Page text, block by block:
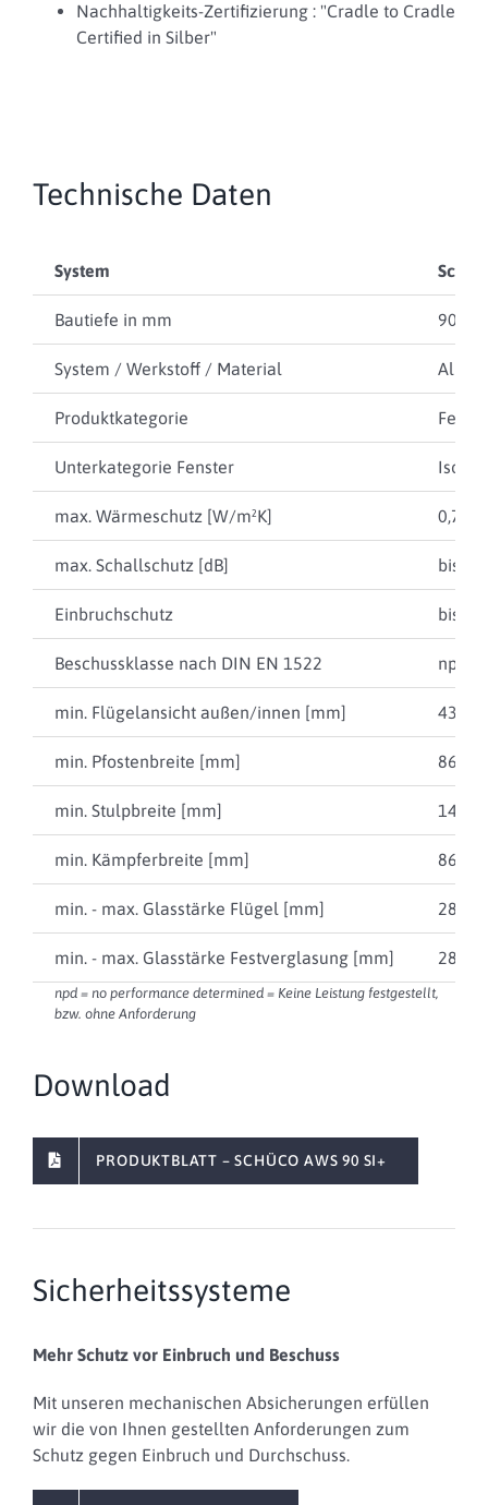
Nachhaltigkeits-Zertifizierung : "Cradle to Cradle
Certified in Silber"
Technische Daten
System
Bautiefe in mm 90
System / Werkstoff / Material
Produktkategorie
Unterkategorie Fenster
max. Wärmeschutz [W/m²K] 0,75
max. Schallschutz [dB] bis 47
Einbruchschutz bis
Beschussklasse nach DIN EN 1522 npd
min. Flügelansicht außen/innen [mm] 43 /
min. Pfostenbreite [mm] 86
min. Stulpbreite [mm] 148
min. Kämpferbreite [mm] 86
min. - max. Glasstärke Flügel [mm] 28 …
min. - max. Glasstärke Festverglasung [mm] 28 …
npd = no performance determined = Keine Leistung festgestellt,
bzw. ohne Anforderung
Download
PRODUKTBLATT – SCHÜCO AWS 90 SI+
Sicherheitssysteme
Mehr Schutz vor Einbruch und Beschuss
Mit unseren mechanischen Absicherungen erfüllen
wir die von Ihnen gestellten Anforderungen zum
Schutz gegen Einbruch und Durchschuss.